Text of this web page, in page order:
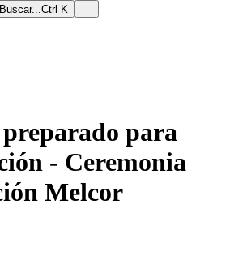
Buscar...Ctrl K
preparado para
- Ceremonia
Melcor